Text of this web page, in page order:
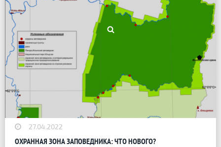
27.04.2022
ОХРАННАЯ ЗОНА ЗАПОВЕДНИКА: ЧТО НОВОГО?